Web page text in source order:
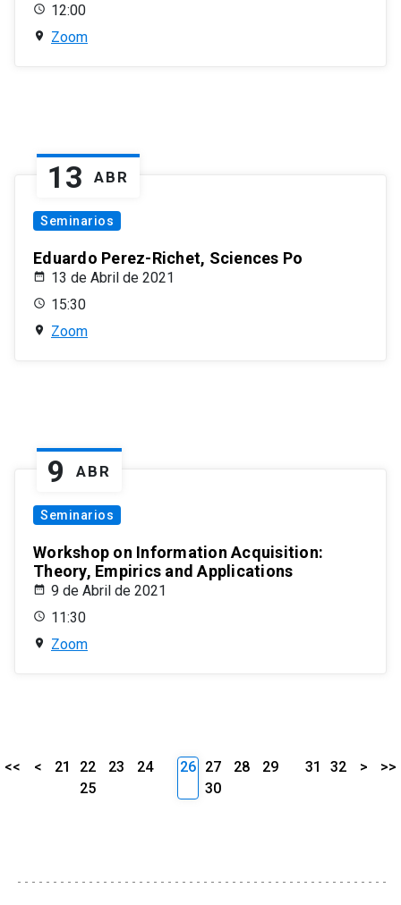
12:00
Zoom
13 ABR
Seminarios
Eduardo Perez-Richet, Sciences Po
13 de Abril de 2021
15:30
Zoom
9 ABR
Seminarios
Workshop on Information Acquisition:
Theory, Empirics and Applications
9 de Abril de 2021
11:30
Zoom
<< < 21 22 23
24
25
26 27 28
29
30
31 32 > >>